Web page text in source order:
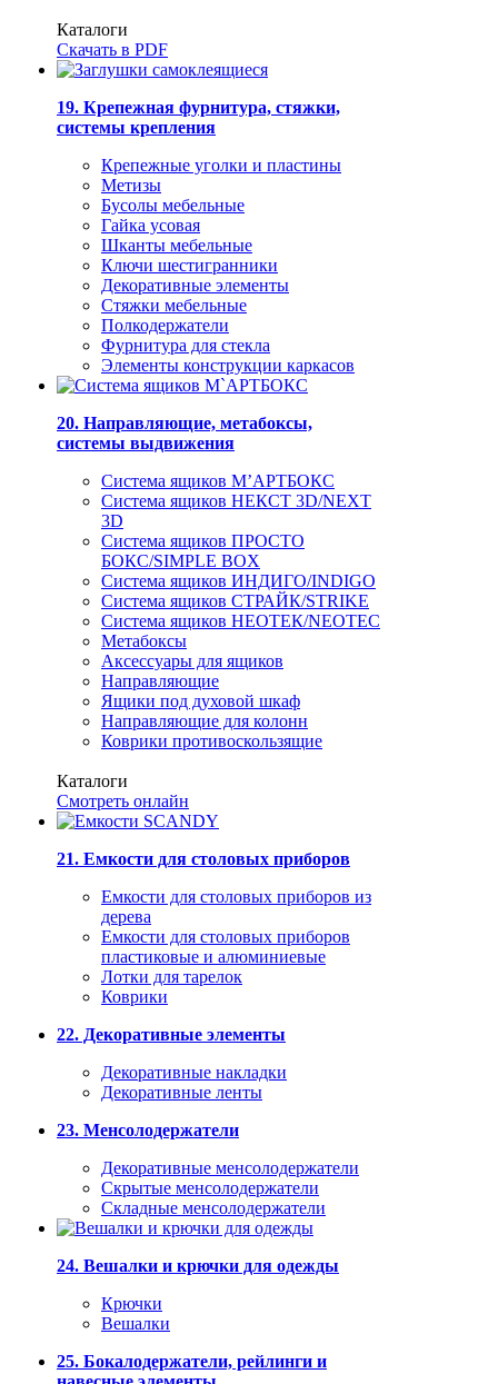
Каталоги
Скачать в PDF
19. Крепежная фурнитура, стяжки,
системы крепления
Крепежные уголки и пластины
Метизы
Бусолы мебельные
Гайка усовая
Шканты мебельные
Ключи шестигранники
Декоративные элементы
Стяжки мебельные
Полкодержатели
Фурнитура для стекла
Элементы конструкции каркасов
20. Направляющие, метабоксы,
системы выдвижения
Система ящиков М’АРТБОКС
Система ящиков НЕКСТ 3D/NEXT
3D
Система ящиков ПРОСТО
БОКС/SIMPLE BOX
Система ящиков ИНДИГО/INDIGO
Система ящиков СТРАЙК/STRIKE
Система ящиков НЕОТЕК/NEOTEC
Метабоксы
Аксессуары для ящиков
Направляющие
Ящики под духовой шкаф
Направляющие для колонн
Коврики противоскользящие
Каталоги
Смотреть онлайн
21. Емкости для столовых приборов
Емкости для столовых приборов из
дерева
Емкости для столовых приборов
пластиковые и алюминиевые
Лотки для тарелок
Коврики
22. Декоративные элементы
Декоративные накладки
Декоративные ленты
23. Менсолодержатели
Декоративные менсолодержатели
Скрытые менсолодержатели
Складные менсолодержатели
24. Вешалки и крючки для одежды
Крючки
Вешалки
25. Бокалодержатели, рейлинги и